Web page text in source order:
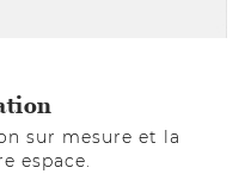
sur mesure et la
espace.